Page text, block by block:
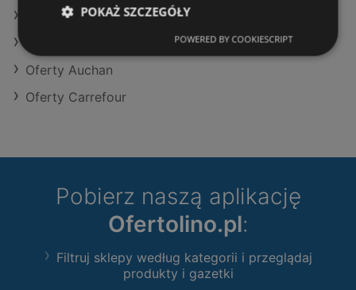
Oferty Kaufland
Oferty Auchan
Oferty Carrefour
Pobierz naszą aplikację
Ofertolino.pl:
Filtruj sklepy według kategorii i przeglądaj
produkty i gazetki
POKAŻ SZCZEGÓŁY
POWERED BY COOKIESCRIPT